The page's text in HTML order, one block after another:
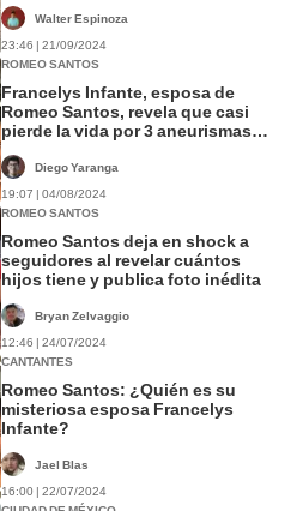
Walter Espinoza
23:46 | 21/09/2024
ROMEO SANTOS
Francelys Infante, esposa de
Romeo Santos, revela que casi
pierde la vida por 3 aneurismas
Diego Yaranga
19:07 | 04/08/2024
ROMEO SANTOS
Romeo Santos deja en shock a
seguidores al revelar cuántos
hijos tiene y publica foto inédita
Bryan Zelvaggio
12:46 | 24/07/2024
CANTANTES
Romeo Santos: ¿Quién es su
misteriosa esposa Francelys
Infante?
Jael Blas
16:00 | 22/07/2024